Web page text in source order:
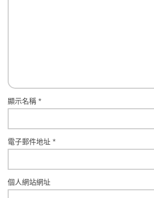
顯示名稱*
電子郵件地址*
個人網站網址